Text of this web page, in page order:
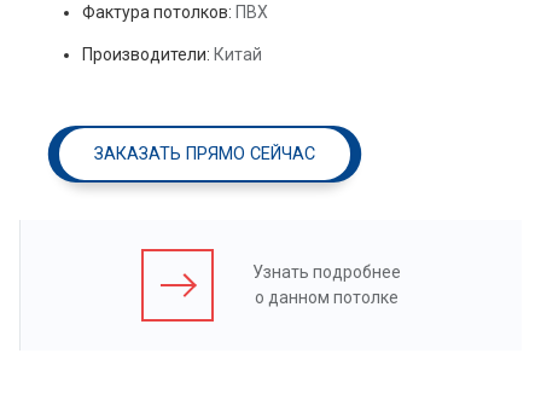
Фактура потолков: ПВХ
Производители: Китай
ЗАКАЗАТЬ ПРЯМО СЕЙЧАС
Узнать подробнее
о данном потолке